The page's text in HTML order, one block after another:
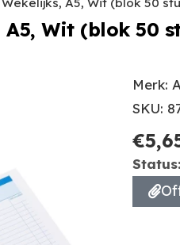
Wit (blok 50
Merk:
SKU:
€
Status: